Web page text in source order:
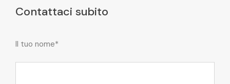
Contattaci subito
Il tuo nome*